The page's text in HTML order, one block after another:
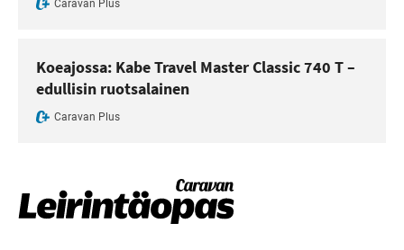
Caravan Plus
Koeajossa: Kabe Travel Master Classic 740 T –
edullisin ruotsalainen
Caravan Plus